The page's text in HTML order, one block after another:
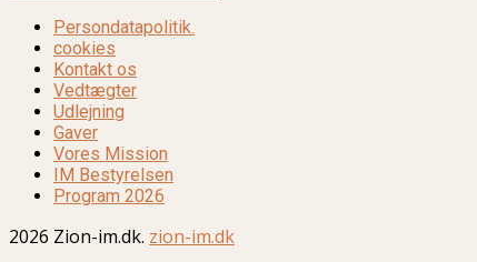
Persondatapolitik.
cookies
Kontakt os
Vedtægter
Udlejning
Gaver
Vores Mission
IM Bestyrelsen
Program 2026
2026 Zion-im.dk. zion-im.dk